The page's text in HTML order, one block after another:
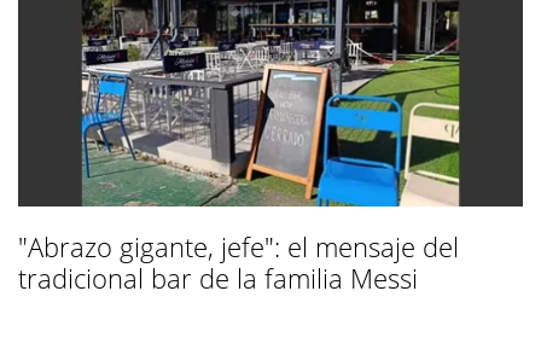
"Abrazo gigante, jefe": el mensaje del
tradicional bar de la familia Messi